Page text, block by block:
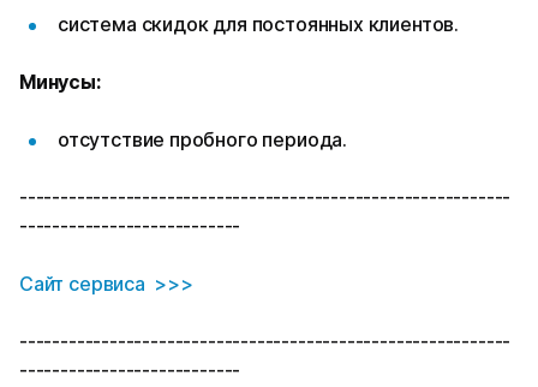
система скидок для постоянных клиентов.
Минусы:
отсутствие пробного периода.
------------------------------------------------------------
---------------------------
Сайт сервиса >>>
------------------------------------------------------------
---------------------------